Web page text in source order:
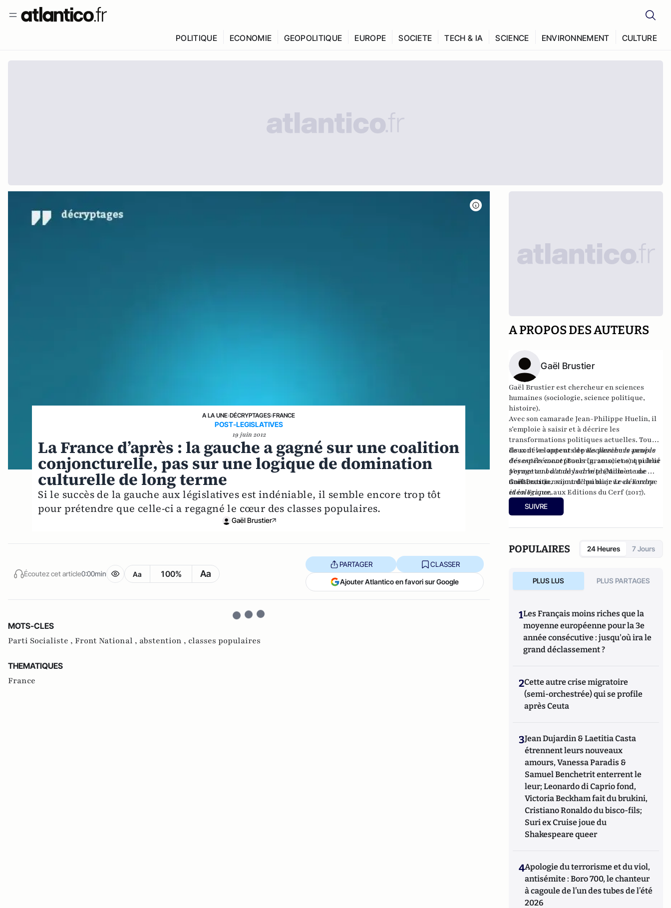
POLITIQUE ECONOMIE GEOPOLITIQUE EUROPE SOCIETE TECH & IA SCIENCE ENVIRONNEMENT CULTURE
A LA UNE›DÉCRYPTAGES›FRANCE
POST-LEGISLATIVES
19 juin 2012
La France d’après : la gauche a gagné sur une coalition
conjoncturelle, pas sur une logique de domination
culturelle de long terme
Si le succès de la gauche aux législatives est indéniable, il semble encore trop tôt
pour prétendre que celle-ci a regagné le cœur des classes populaires.
Gaël Brustier
Écoutez cet article0:00min Aa 100% Aa
PARTAGER CLASSER
Ajouter Atlantico en favori sur Google
MOTS-CLES
Parti Socialiste , Front National , abstention , classes populaires
THEMATIQUES
France
A PROPOS DES AUTEURS
Gaël Brustier
Gaël Brustier est chercheur en sciences
humaines (sociologie, science politique,
histoire).
Avec son camarade Jean-Philippe Huelin, il
s’emploie à saisir et à décrire les
transformations politiques actuelles. Tous
deux développent depuis plusieurs années
des outils conceptuels (gramsciens) qui leur
permettent d’analyser le phénomène de
droitisation, aujourd’hui majeur en Europe
et en France.
Ils sont les auteurs deRecherche le peuple
désespérément(Bourrin, 2010) et ont publié
Voyage au bout de la droite(Mille et une
nuits, 2011).
Gaël Brustier vient de publierLe désordre
idéologique,aux Editions du Cerf (2017).
SUIVRE
POPULAIRES 24 Heures 7 Jours
PLUS LUS PLUS PARTAGES
1Les Français moins riches que la
moyenne européenne pour la 3e
année consécutive : jusqu'où ira le
grand déclassement ?
2Cette autre crise migratoire
(semi-orchestrée) qui se profile
après Ceuta
3Jean Dujardin & Laetitia Casta
étrennent leurs nouveaux
amours, Vanessa Paradis &
Samuel Benchetrit enterrent le
leur; Leonardo di Caprio fond,
Victoria Beckham fait du brukini,
Cristiano Ronaldo du bisco-fils;
Suri ex Cruise joue du
Shakespeare queer
4Apologie du terrorisme et du viol,
antisémite : Boro 700, le chanteur
à cagoule de l’un des tubes de l’été
2026